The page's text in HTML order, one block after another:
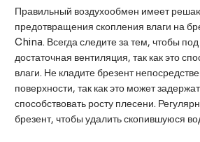
Правильный воздухообмен имеет
предотвращения скопления влаги на
China. Всегда следите за тем, чтобы
достаточная вентиляция, так как это
влаги. Не кладите брезент
поверхности, так как это может
способствовать росту плесени.
брезент, чтобы удалить скопившуюся